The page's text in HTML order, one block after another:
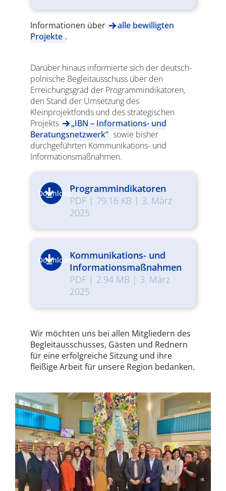
Informationen über
alle bewilligten
Projekte .
Darüber hinaus informierte sich der deutsch-
polnische Begleitausschuss über den
Erreichungsgrad der Programmindikatoren,
den Stand der Umsetzung des
Kleinprojektfonds und des strategischen
Projekts
„IBN – Informations- und
Beratungsnetzwerk“ sowie bisher
durchgeführten Kommunikations- und
Informationsmaßnahmen.
DownloadProgrammindikatoren
PDF| 79.16 KB | 3. März
2025
DownloadKommunikations- und
Informationsmaßnahmen
PDF| 2.94 MB | 3. März
2025
Wir möchten uns bei allen Mitgliedern des
Begleitausschusses, Gästen und Rednern
für eine erfolgreiche Sitzung und ihre
fleißige Arbeit für unsere Region bedanken.